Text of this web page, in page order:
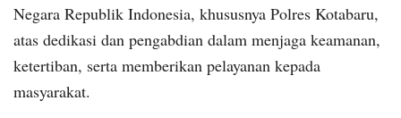
Negara Republik Indonesia, khususnya Polres Kotabaru,
atas dedikasi dan pengabdian dalam menjaga keamanan,
ketertiban, serta memberikan pelayanan kepada
masyarakat.